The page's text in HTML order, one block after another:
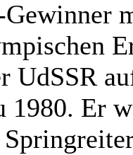
UdSSR
1980. Er